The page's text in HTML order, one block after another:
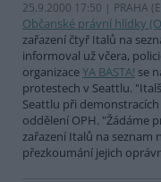
25.9.2000 17:50 | PRAHA
Občanské právní hlídky
zařazení čtyř Italů na
informoval už včera,
organizaceYA BASTA! se
protestech v Seattlu.
Seattlu při
oddělení OPH. "Žádáme
zařazení Italů na seznam
přezkoumání jejich